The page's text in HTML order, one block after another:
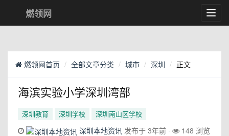
燃领网
燃领网首页 全部文章分类 城市 深圳 正文
海滨实验小学深圳湾部
深圳教育 深圳学校 深圳南山区学校
深圳本地资讯 发布于 3年前
148 浏览